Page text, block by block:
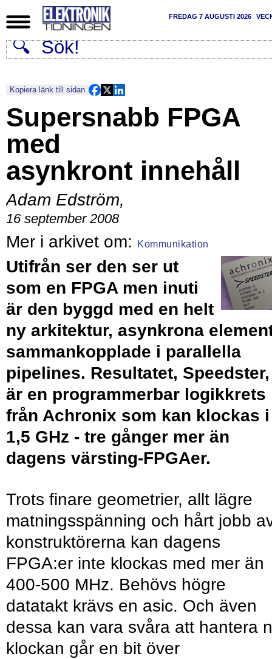
FREDAG 7 AUGUSTI 2026
Kopiera länk till sidan
Supersnabb FPGA
med
asynkront innehåll
Adam Edström,
16 september 2008
Kommunikation
Utifrån ser den ser ut
som en FPGA men inuti
är den byggd med en helt
ny arkitektur, asynkrona
sammankopplade i parallella
pipelines. Resultatet, Speedster,
är en programmerbar logikkrets
från Achronix som kan klockas i
1,5 GHz - tre gånger mer än
dagens värsting-FPGAer.
Trots finare geometrier, allt lägre
matningsspänning och hårt jobb
konstruktörerna kan dagens
FPGA:er inte klockas med mer än
400-500 MHz. Behövs högre
datatakt krävs en asic. Och även
dessa kan vara svåra att hantera
klockan går en bit över